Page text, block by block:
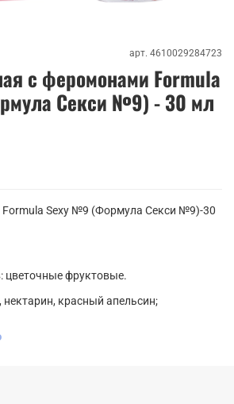
арт. 4610029284723
с феромонами Formula
Секси №9) - 30 мл
Sexy №9 (Формула Секси №9)-30
цветочные фруктовые.
нектарин, красный апельсин;